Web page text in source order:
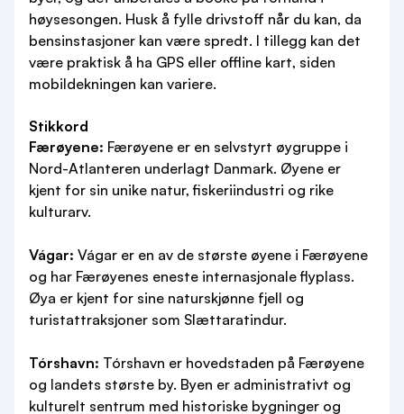
høysesongen. Husk å fylle drivstoff når du kan, da
bensinstasjoner kan være spredt. I tillegg kan det
være praktisk å ha GPS eller offline kart, siden
mobildekningen kan variere.
Stikkord
Færøyene: Færøyene er en selvstyrt øygruppe i
Nord-Atlanteren underlagt Danmark. Øyene er
kjent for sin unike natur, fiskeriindustri og rike
kulturarv.
Vágar: Vágar er en av de største øyene i Færøyene
og har Færøyenes eneste internasjonale flyplass.
Øya er kjent for sine naturskjønne fjell og
turistattraksjoner som Slættaratindur.
Tórshavn: Tórshavn er hovedstaden på Færøyene
og landets største by. Byen er administrativt og
kulturelt sentrum med historiske bygninger og